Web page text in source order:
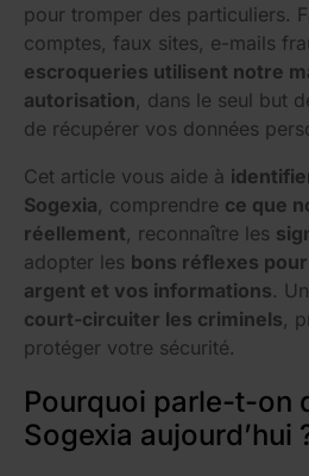
pour tromper des particuliers.
comptes, faux sites, e-mails
escroqueries utilisent notre
autorisation, dans le seul but
de récupérer vos données
Cet article vous aide à
Sogexia, comprendre ce que
réellement, reconnaître les
adopter les bons réflexes
argent et vos informations.
court-circuiter les criminels,
protéger votre sécurité.
Pourquoi parle-t-on
Sogexia aujourd’hui